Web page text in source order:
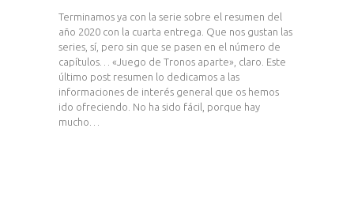
Terminamos ya con la serie sobre el resumen del
año 2020 con la cuarta entrega. Que nos gustan las
series, sí, pero sin que se pasen en el número de
capítulos… «Juego de Tronos aparte», claro. Este
último post resumen lo dedicamos a las
informaciones de interés general que os hemos
ido ofreciendo. No ha sido fácil, porque hay
mucho…